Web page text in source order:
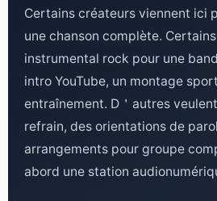
Certains créateurs viennent ici
une chanson complète.
instrumental rock pour une
intro YouTube, un montage
entraînement. D＇autres
refrain, des orientations de
arrangements pour groupe
abord une station